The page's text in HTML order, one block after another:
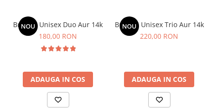
NOU
Bratara Unisex Duo Aur 14k
180,00 RON
ADAUGA IN COS
NOU
Bratara Unisex Trio Aur 14k
220,00 RON
ADAUGA IN COS